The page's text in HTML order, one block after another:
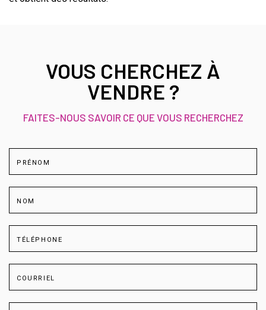
VOUS CHERCHEZ À
VENDRE ?
FAITES-NOUS SAVOIR CE QUE VOUS RECHERCHEZ